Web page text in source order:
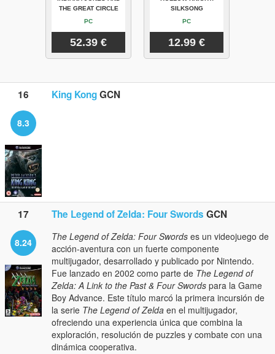
THE GREAT CIRCLE
PC
52.39 €
SILKSONG
PC
12.99 €
16 King KongGCN
8.3
17 The Legend of Zelda: Four Swords GCN
8.24 The Legend of Zelda: Four Swords es un videojuego de
acción-aventura con un fuerte componente
multijugador, desarrollado y publicado por Nintendo.
Fue lanzado en 2002 como parte de The Legend of
Zelda: A Link to the Past & Four Swords para la Game
Boy Advance. Este título marcó la primera incursión de
la serie The Legend of Zelda en el multijugador,
ofreciendo una experiencia única que combina la
exploración, resolución de puzzles y combate con una
dinámica cooperativa.